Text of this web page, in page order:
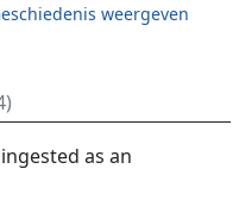
weergeven
as an